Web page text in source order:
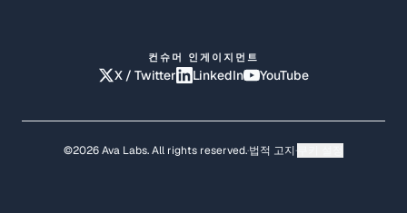
컨슈머 인게이지먼트
X / Twitter LinkedIn YouTube
©2026 Ava Labs. All rights reserved.·법적 고지·